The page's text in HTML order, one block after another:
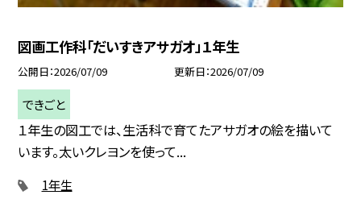
図画工作科「だいすきアサガオ」１年生
公開日 2026/07/09 更新日 2026/07/09
できごと
１年生の図工では、生活科で育てたアサガオの絵を描いて
います。太いクレヨンを使って...
1年生